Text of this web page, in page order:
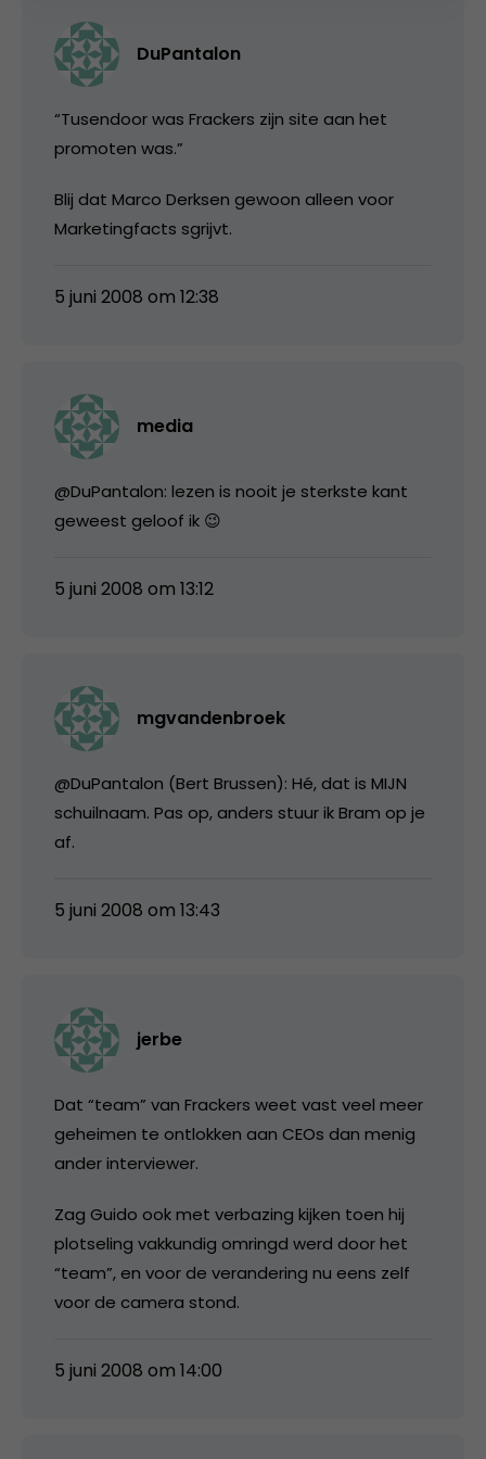
DuPantalon
“Tusendoor was Frackers zijn site aan het
promoten was.”
Blij dat Marco Derksen gewoon alleen voor
Marketingfacts sgrijvt.
5 juni 2008 om 12:38
media
@DuPantalon: lezen is nooit je sterkste kant
geweest geloof ik 😉
5 juni 2008 om 13:12
mgvandenbroek
@DuPantalon (Bert Brussen): Hé, dat is MIJN
schuilnaam. Pas op, anders stuur ik Bram op je
af.
5 juni 2008 om 13:43
jerbe
Dat “team” van Frackers weet vast veel meer
geheimen te ontlokken aan CEOs dan menig
ander interviewer.
Zag Guido ook met verbazing kijken toen hij
plotseling vakkundig omringd werd door het
“team”, en voor de verandering nu eens zelf
voor de camera stond.
5 juni 2008 om 14:00